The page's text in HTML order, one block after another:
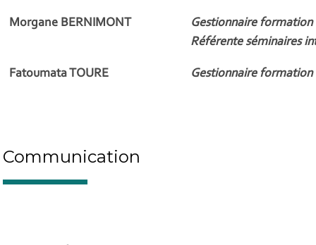
Morgane BERNIMONT
Gestionnaire formation
Référente séminaires
Fatoumata TOURE Gestionnaire formation
Communication